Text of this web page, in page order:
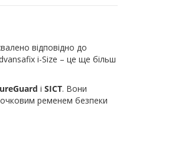
відповідно до
i-Size – це ще більш
і SICT. Вони
ременем безпеки